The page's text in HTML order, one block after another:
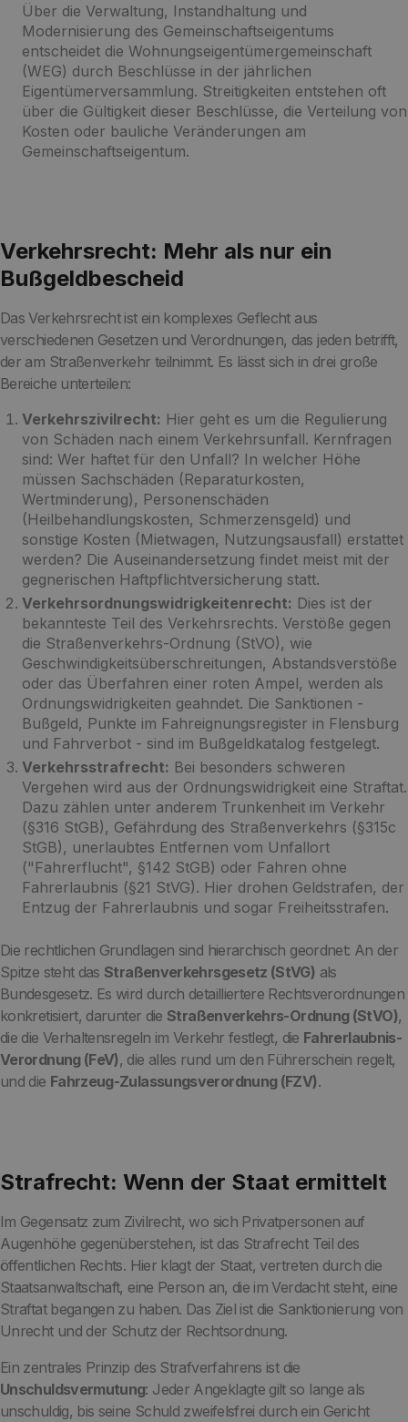
Über die Verwaltung, Instandhaltung und
Modernisierung des Gemeinschaftseigentums
entscheidet die Wohnungseigentümergemeinschaft
(WEG) durch Beschlüsse in der jährlichen
Eigentümerversammlung. Streitigkeiten entstehen oft
über die Gültigkeit dieser Beschlüsse, die Verteilung von
Kosten oder bauliche Veränderungen am
Gemeinschaftseigentum.
Verkehrsrecht: Mehr als nur ein
Bußgeldbescheid
Das Verkehrsrecht ist ein komplexes Geflecht aus
verschiedenen Gesetzen und Verordnungen, das jeden betrifft,
der am Straßenverkehr teilnimmt. Es lässt sich in drei große
Bereiche unterteilen:
Verkehrszivilrecht: Hier geht es um die Regulierung
von Schäden nach einem Verkehrsunfall. Kernfragen
sind: Wer haftet für den Unfall? In welcher Höhe
müssen Sachschäden (Reparaturkosten,
Wertminderung), Personenschäden
(Heilbehandlungskosten, Schmerzensgeld) und
sonstige Kosten (Mietwagen, Nutzungsausfall) erstattet
werden? Die Auseinandersetzung findet meist mit der
gegnerischen Haftpflichtversicherung statt.
Verkehrsordnungswidrigkeitenrecht: Dies ist der
bekannteste Teil des Verkehrsrechts. Verstöße gegen
die Straßenverkehrs-Ordnung (StVO), wie
Geschwindigkeitsüberschreitungen, Abstandsverstöße
oder das Überfahren einer roten Ampel, werden als
Ordnungswidrigkeiten geahndet. Die Sanktionen -
Bußgeld, Punkte im Fahreignungsregister in Flensburg
und Fahrverbot - sind im Bußgeldkatalog festgelegt.
Verkehrsstrafrecht: Bei besonders schweren
Vergehen wird aus der Ordnungswidrigkeit eine Straftat.
Dazu zählen unter anderem Trunkenheit im Verkehr
(§316 StGB), Gefährdung des Straßenverkehrs (§315c
StGB), unerlaubtes Entfernen vom Unfallort
("Fahrerflucht", §142 StGB) oder Fahren ohne
Fahrerlaubnis (§21 StVG). Hier drohen Geldstrafen, der
Entzug der Fahrerlaubnis und sogar Freiheitsstrafen.
Die rechtlichen Grundlagen sind hierarchisch geordnet: An der
Spitze steht das Straßenverkehrsgesetz (StVG) als
Bundesgesetz. Es wird durch detailliertere Rechtsverordnungen
konkretisiert, darunter die Straßenverkehrs-Ordnung (StVO),
die die Verhaltensregeln im Verkehr festlegt, die Fahrerlaubnis-
Verordnung (FeV), die alles rund um den Führerschein regelt,
und die Fahrzeug-Zulassungsverordnung (FZV).
Strafrecht: Wenn der Staat ermittelt
Im Gegensatz zum Zivilrecht, wo sich Privatpersonen auf
Augenhöhe gegenüberstehen, ist das Strafrecht Teil des
öffentlichen Rechts. Hier klagt der Staat, vertreten durch die
Staatsanwaltschaft, eine Person an, die im Verdacht steht, eine
Straftat begangen zu haben. Das Ziel ist die Sanktionierung von
Unrecht und der Schutz der Rechtsordnung.
Ein zentrales Prinzip des Strafverfahrens ist die
Unschuldsvermutung: Jeder Angeklagte gilt so lange als
unschuldig, bis seine Schuld zweifelsfrei durch ein Gericht